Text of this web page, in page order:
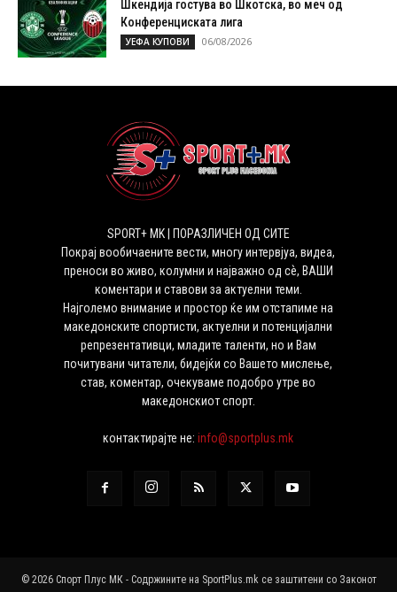
Шкендија гостува во Шкотска, во меч од
Конференциската лига
УЕФА КУПОВИ 06/08/2026
SPORT+ MK | ПОРАЗЛИЧЕН ОД СИТЕ
Покрај вообичаените вести, многу интервјуа, видеа,
преноси во живо, колумни и најважно од сѐ, ВАШИ
коментари и ставови за актуелни теми.
Најголемо внимание и простор ќе им отстапиме на
македонските спортисти, актуелни и потенцијални
репрезентативци, младите таленти, но и Вам
почитувани читатели, бидејќи со Вашето мислење,
став, коментар, очекуваме подобро утре во
македонскиот спорт.
контактирајте не:info@sportplus.mk
© 2026 Спорт Плус МК - Содржините на SportPlus.mk се заштитени со Законот